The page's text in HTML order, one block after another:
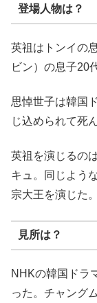
登場人物は？
英祖はトンイの
ビン）の息子20
思悼世子は韓国
じ込められて死
英祖を演じるの
キュ。同じよう
宗大王を演じた。
見所は？
NHKの韓国ドラ
った。チャング